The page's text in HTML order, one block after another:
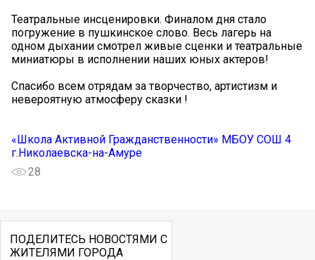
Театральные инсценировки. Финалом дня стало
погружение в пушкинское слово. Весь лагерь на
одном дыхании смотрел живые сценки и театральные
миниатюры в исполнении наших юных актеров!
Спасибо всем отрядам за творчество, артистизм и
невероятную атмосферу сказки !
«Школа Активной Гражданственности» МБОУ СОШ 4
г.Николаевска-на-Амуре
28
ПОДЕЛИТЕСЬ НОВОСТЯМИ С
ЖИТЕЛЯМИ ГОРОДА